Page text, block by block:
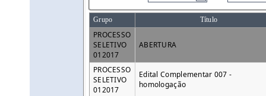
Grupo Título
PROCESSO
SELETIVO
012017
ABERTURA
PROCESSO
SELETIVO
012017
Edital Complementar 007 -
homologação